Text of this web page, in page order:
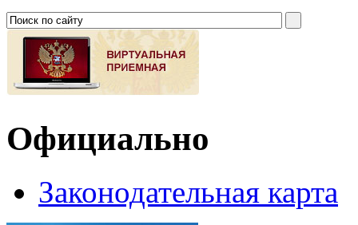
Официально
Законодательная карта